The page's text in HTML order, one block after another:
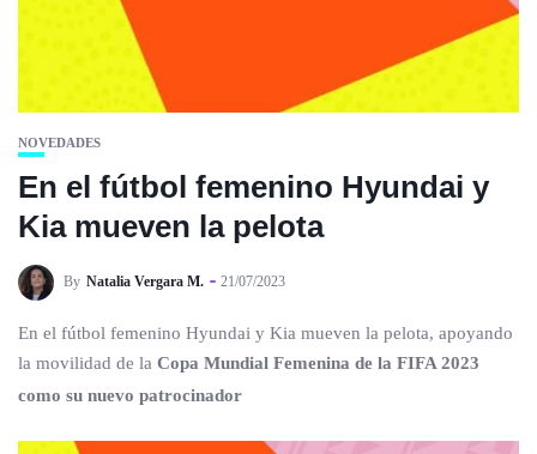
NOVEDADES
En el fútbol femenino Hyundai y
Kia mueven la pelota
By Natalia Vergara M. 21/07/2023
En el fútbol femenino Hyundai y Kia mueven la pelota, apoyando
la movilidad de la Copa Mundial Femenina de la FIFA 2023
como su nuevo patrocinador